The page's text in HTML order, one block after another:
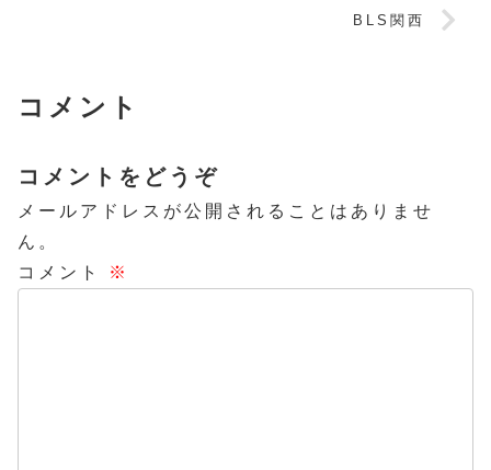
BLS関西
コメント
コメントをどうぞ
メールアドレスが公開されることはありませ
ん。
コメント
※